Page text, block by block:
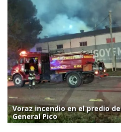
Voraz incendio en el predio
General Pico